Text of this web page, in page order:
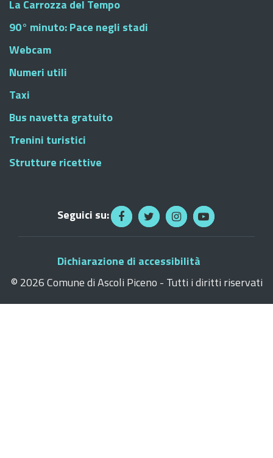
La Carrozza del Tempo
90° minuto: Pace negli stadi
Webcam
Numeri utili
Taxi
Bus navetta gratuito
Trenini turistici
Strutture ricettive
Seguici su:
Dichiarazione di accessibilità
© 2026 Comune di Ascoli Piceno - Tutti i diritti riservati